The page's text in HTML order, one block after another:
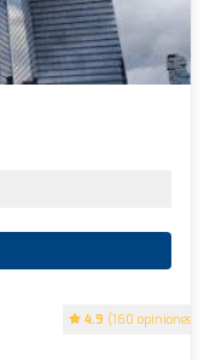
4.9 (160 opiniones)